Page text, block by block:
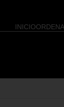
INICIO